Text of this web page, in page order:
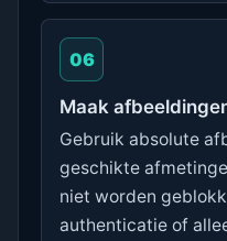
06
Maak
Gebruik absolute
geschikte
niet worden
authenticatie of